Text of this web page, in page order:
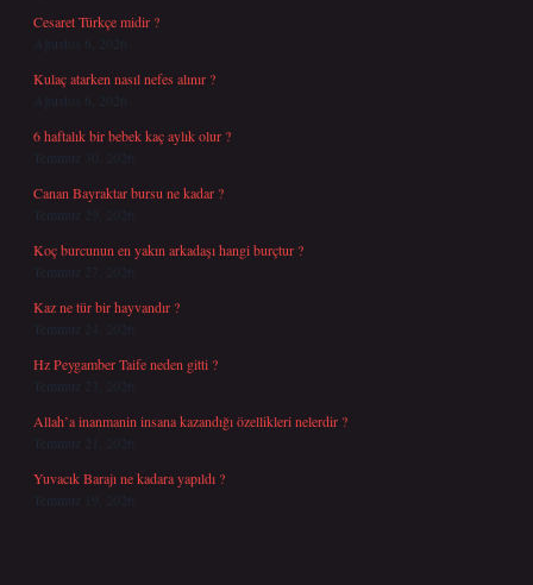
Cesaret Türkçe midir ?
Ağustos 6, 2026
Kulaç atarken nasıl nefes alınır ?
Ağustos 6, 2026
6 haftalık bir bebek kaç aylık olur ?
Temmuz 30, 2026
Canan Bayraktar bursu ne kadar ?
Temmuz 29, 2026
Koç burcunun en yakın arkadaşı hangi burçtur ?
Temmuz 27, 2026
Kaz ne tür bir hayvandır ?
Temmuz 24, 2026
Hz Peygamber Taife neden gitti ?
Temmuz 23, 2026
Allah’a inanmanin insana kazandığı özellikleri nelerdir ?
Temmuz 21, 2026
Yuvacık Barajı ne kadara yapıldı ?
Temmuz 19, 2026